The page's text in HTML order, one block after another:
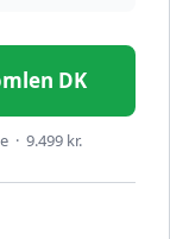
DK
· 9.499 kr.